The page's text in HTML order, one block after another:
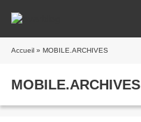
Accueil » MOBILE.ARCHIVES
MOBILE.ARCHIVES